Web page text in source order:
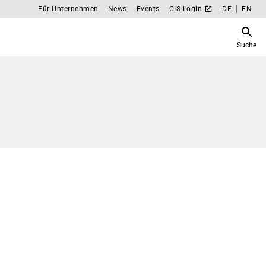
Für Unternehmen News Events CIS-Login DE EN
Suche